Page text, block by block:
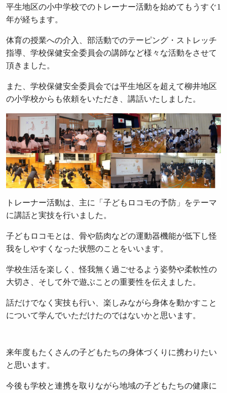
平生地区の小中学校でのトレーナー活動を始めてもうすぐ1
年が経ちます。
体育の授業への介入、部活動でのテーピング・ストレッチ
指導、学校保健安全委員会の講師など様々な活動をさせて
頂きました。
また、学校保健安全委員会では平生地区を超えて柳井地区
の小学校からも依頼をいただき、講話いたしました。
トレーナー活動は、主に「子どもロコモの予防」をテーマ
に講話と実技を行いました。
子どもロコモとは、骨や筋肉などの運動器機能が低下し怪
我をしやすくなった状態のことをいいます。
学校生活を楽しく、怪我無く過ごせるよう姿勢や柔軟性の
大切さ、そして外で遊ぶことの重要性を伝えました。
話だけでなく実技も行い、楽しみながら身体を動かすこと
について学んでいただけたのではないかと思います。
来年度もたくさんの子どもたちの身体づくりに携わりたい
と思います。
今後も学校と連携を取りながら地域の子どもたちの健康に